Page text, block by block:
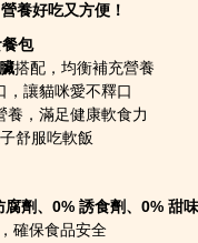
養好吃又方便！
包
搭配，均衡補充營養
讓貓咪愛不釋口
養，滿足健康軟食力
舒服吃軟飯
劑、0% 誘食劑、0% 甜
確保食品安全